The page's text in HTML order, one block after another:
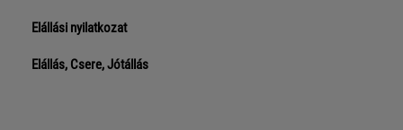
Elállási nyilatkozat
Elállás, Csere, Jótállás